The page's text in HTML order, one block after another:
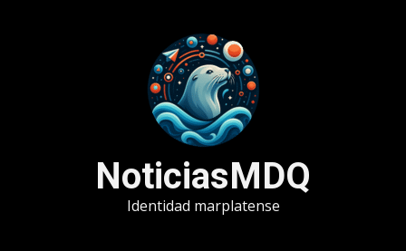
NoticiasMDQ
Identidad marplatense